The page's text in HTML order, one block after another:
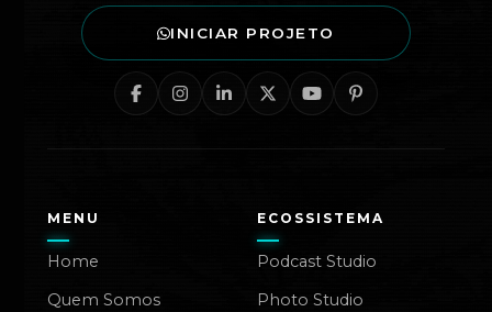
INICIAR PROJETO
MENU
Home
Quem Somos
ECOSSISTEMA
Podcast Studio
Photo Studio